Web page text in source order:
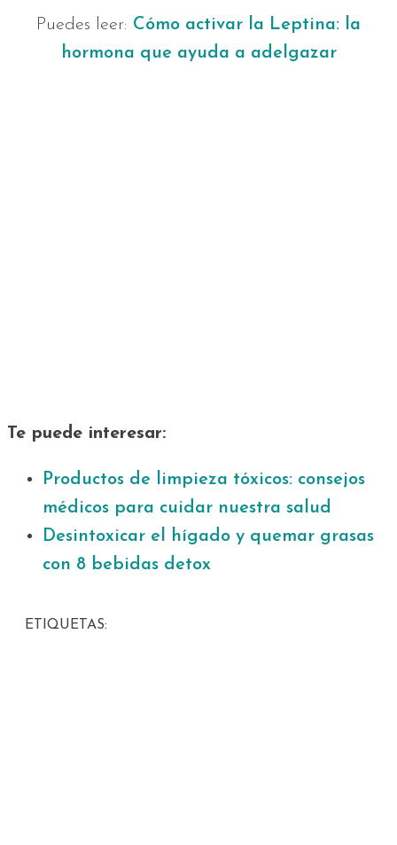
Puedes leer: Cómo activar la Leptina: la
hormona que ayuda a adelgazar
Te puede interesar:
Productos de limpieza tóxicos: consejos
médicos para cuidar nuestra salud
Desintoxicar el hígado y quemar grasas
con 8 bebidas detox
ETIQUETAS: